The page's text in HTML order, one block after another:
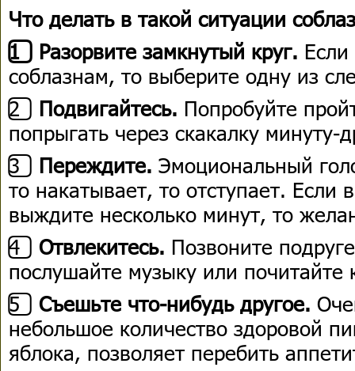
Что делать в такой ситуации
1️⃣ Разорвите замкнутый круг.
соблазнам, то выберите одну из
2️⃣ Подвигайтесь. Попробуйте
попрыгать через скакалку минуту-
3️⃣ Переждите. Эмоциональный
то накатывает, то отступает. Если
выждите несколько минут, то
4️⃣ Отвлекитесь. Позвоните
послушайте музыку или почитайте
5️⃣ Съешьте что-нибудь другое.
небольшое количество здоровой
яблока, позволяет перебить